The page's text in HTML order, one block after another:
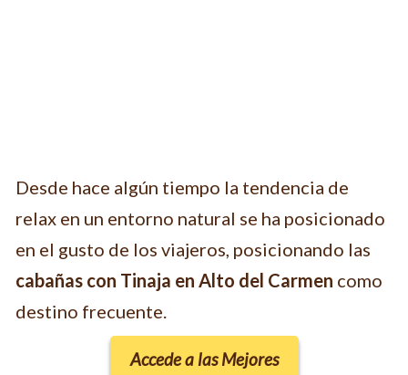
Desde hace algún tiempo la tendencia de
relax en un entorno natural se ha posicionado
en el gusto de los viajeros, posicionando las
cabañas con Tinaja en Alto del Carmen como
destino frecuente.
Accede a las Mejores